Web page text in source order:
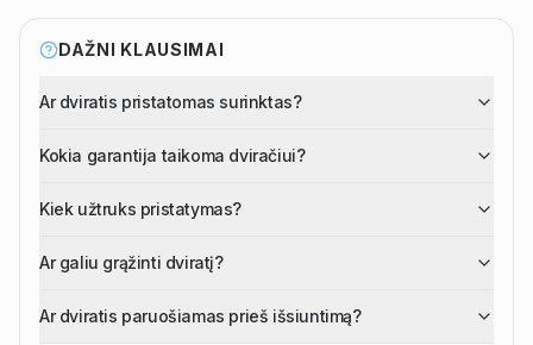
DAŽNI KLAUSIMAI
Ar dviratis pristatomas surinktas?
Kokia garantija taikoma dviračiui?
Kiek užtruks pristatymas?
Ar galiu grąžinti dviratį?
Ar dviratis paruošiamas prieš išsiuntimą?